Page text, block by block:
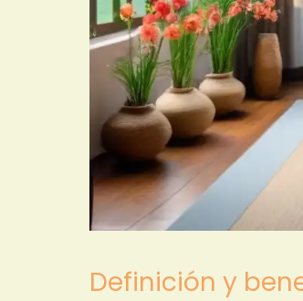
Definición y